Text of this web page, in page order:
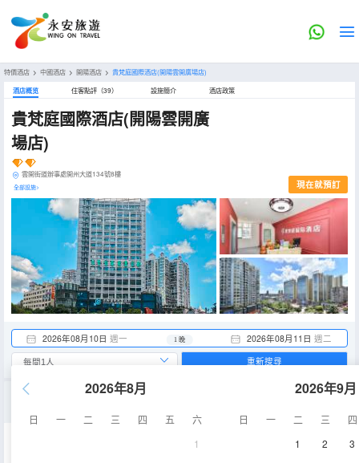
特價酒店 > 中國酒店 > 開陽酒店 > 貴梵庭國際酒店(開陽雲開廣場店)
酒店概览 住客點評（39） 設施簡介 酒店政策
貴梵庭國際酒店(開陽雲開廣
場店)
雲開街道辦事處開州大道134號8樓
全部設施> 現在就預訂
2026年08月10日 週一 2026年08月11日 週二
1 晚
2026年8月
日 一 二 三 四 五
六
1
2026年9月
日 一 二 三
四
1
2 3
重新搜尋
空調